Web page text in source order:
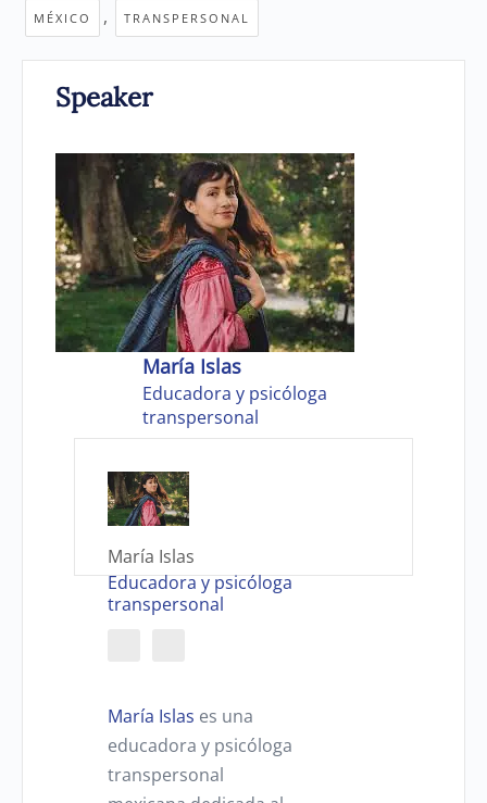
MÉXICO , TRANSPERSONAL
Speaker
María Islas
Educadora y psicóloga
transpersonal
María Islas
Educadora y psicóloga
transpersonal
María Islas es una
educadora y psicóloga
transpersonal